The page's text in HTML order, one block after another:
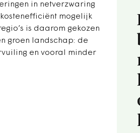
in netverzwaring
mogelijk
is daarom gekozen
groen landschap: de
en vooral minder